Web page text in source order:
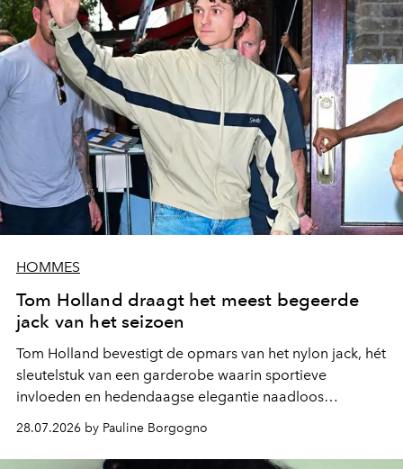
HOMMES
Tom Holland draagt het meest begeerde
jack van het seizoen
Tom Holland bevestigt de opmars van het nylon jack, hét
sleutelstuk van een garderobe waarin sportieve
invloeden en hedendaagse elegantie naadloos
samenkomen.
28.07.2026 by Pauline Borgogno